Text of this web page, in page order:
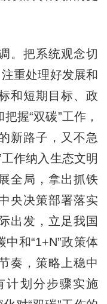
把系统观念切
重处理好发展和
和短期目标、政
握“双碳”工作，
新路子，又不急
作纳入生态文明
全局，拿出抓铁
央决策部署落实
出发，立足我国
和“1+N”政策体
奏，策略上稳中
计划分步骤实施